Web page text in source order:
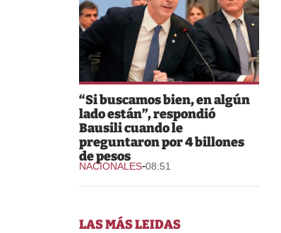
“Si buscamos bien, en algún
lado están”, respondió
Bausili cuando le
preguntaron por 4 billones
de pesos
NACIONALES-08:51
LAS MÁS LEIDAS